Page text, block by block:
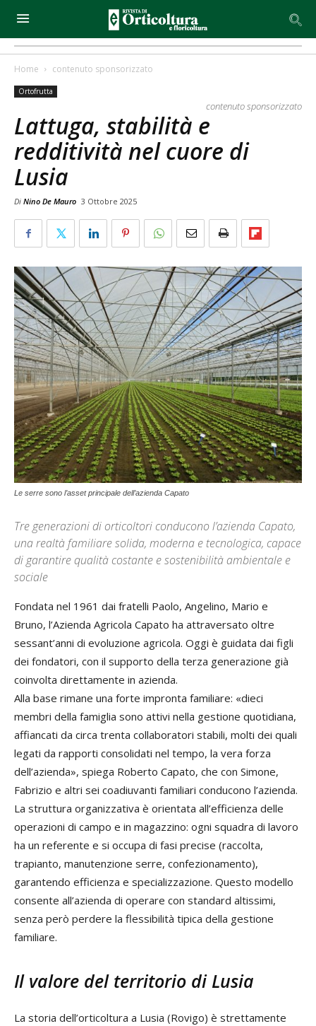
Home contenuto sponsorizzato
Ortofrutta
contenuto sponsorizzato
Lattuga, stabilità e
redditività nel cuore di
Lusia
Di Nino De Mauro 3 Ottobre 2025
Le serre sono l’asset principale dell’azienda Capato
Tre generazioni di orticoltori conducono l’azienda Capato,
una realtà familiare solida, moderna e tecnologica, capace
di garantire qualità costante e sostenibilità ambientale e
sociale
Fondata nel 1961 dai fratelli Paolo, Angelino, Mario e
Bruno, l’Azienda Agricola Capato ha attraversato oltre
sessant’anni di evoluzione agricola. Oggi è guidata dai figli
dei fondatori, con il supporto della terza generazione già
coinvolta direttamente in azienda.
Alla base rimane una forte impronta familiare: «dieci
membri della famiglia sono attivi nella gestione quotidiana,
affiancati da circa trenta collaboratori stabili, molti dei quali
legati da rapporti consolidati nel tempo, la vera forza
dell’azienda», spiega Roberto Capato, che con Simone,
Fabrizio e altri sei coadiuvanti familiari conducono l’azienda.
La struttura organizzativa è orientata all’efficienza delle
operazioni di campo e in magazzino: ogni squadra di lavoro
ha un referente e si occupa di fasi precise (raccolta,
trapianto, manutenzione serre, confezionamento),
garantendo efficienza e specializzazione. Questo modello
consente all’azienda di operare con standard altissimi,
senza però perdere la flessibilità tipica della gestione
familiare.
Il valore del territorio di Lusia
La storia dell’orticoltura a Lusia (Rovigo) è strettamente